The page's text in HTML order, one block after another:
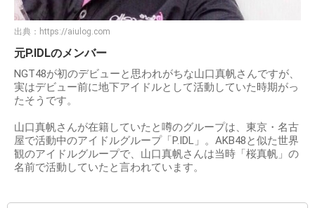
出典： https://aiulog.com
元P.IDLのメンバー
NGT48が初のデビューと思われがちな山口真帆さんですが、
実はデビュー前に地下アイドルとして活動していた時期がっ
たそうです。
山口真帆さんが在籍していたと噂のグループは、東京・名古
屋で活動中のアイドルグループ「P.IDL」。AKB48と似た世界
観のアイドルグループで、山口真帆さんは当時「桜真帆」の
名前で活動していたと言われています。